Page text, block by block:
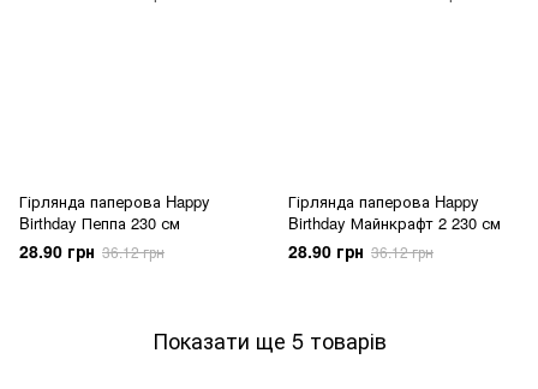
Гірлянда паперова Happy
Birthday Пеппа 230 см
28.90 грн 36.12 грн
Гірлянда паперова Happy
Birthday Майнкрафт 2 230 см
28.90 грн 36.12 грн
Показати ще 5 товарів